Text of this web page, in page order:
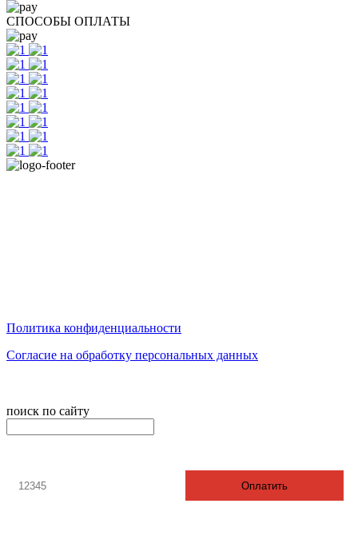
СПОСОБЫ ОПЛАТЫ
Политика конфиденциальности
Согласие на обработку персональных данных
поиск по сайту
Оплатить